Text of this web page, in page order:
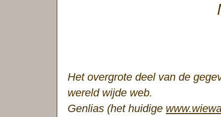
Het overgrote deel van de
wereld wijde web.
Genlias (het huidige